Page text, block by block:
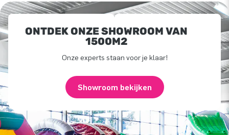
ONTDEK ONZE SHOWROOM VAN
1500M2
Onze experts staan voor je klaar!
Showroom bekijken